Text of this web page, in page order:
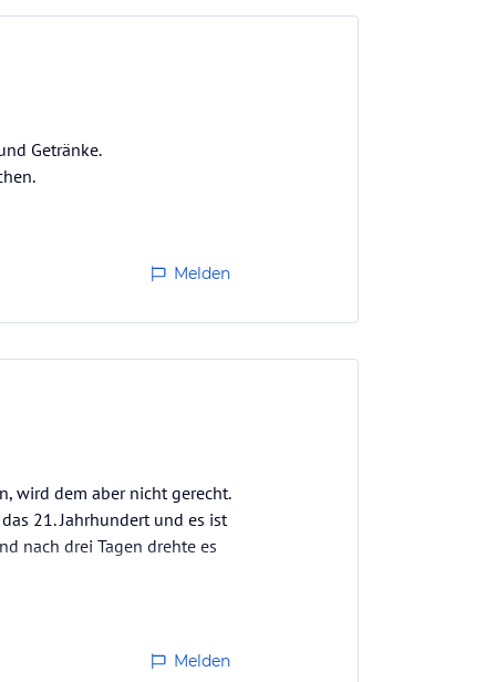
Getränke.
Melden
wird dem aber nicht gerecht.
21. Jahrhundert und es ist
nach drei Tagen drehte es
Melden